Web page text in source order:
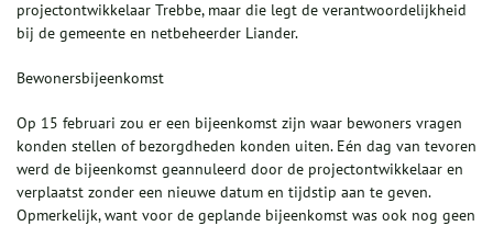
projectontwikkelaar Trebbe, maar die legt de verantwoordelijkheid
bij de gemeente en netbeheerder Liander.
Bewonersbijeenkomst
Op 15 februari zou er een bijeenkomst zijn waar bewoners vragen
konden stellen of bezorgdheden konden uiten. Eén dag van tevoren
werd de bijeenkomst geannuleerd door de projectontwikkelaar en
verplaatst zonder een nieuwe datum en tijdstip aan te geven.
Opmerkelijk, want voor de geplande bijeenkomst was ook nog geen